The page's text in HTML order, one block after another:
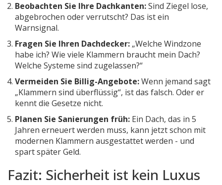
Beobachten Sie Ihre Dachkanten:Sind Ziegel lose,
abgebrochen oder verrutscht? Das ist ein
Warnsignal.
Fragen Sie Ihren Dachdecker: „Welche Windzone
habe ich? Wie viele Klammern braucht mein Dach?
Welche Systeme sind zugelassen?“
Vermeiden Sie Billig-Angebote:Wenn jemand sagt
„Klammern sind überflüssig“, ist das falsch. Oder er
kennt die Gesetze nicht.
Planen Sie Sanierungen früh: Ein Dach, das in 5
Jahren erneuert werden muss, kann jetzt schon mit
modernen Klammern ausgestattet werden - und
spart später Geld.
Fazit: Sicherheit ist kein Luxus